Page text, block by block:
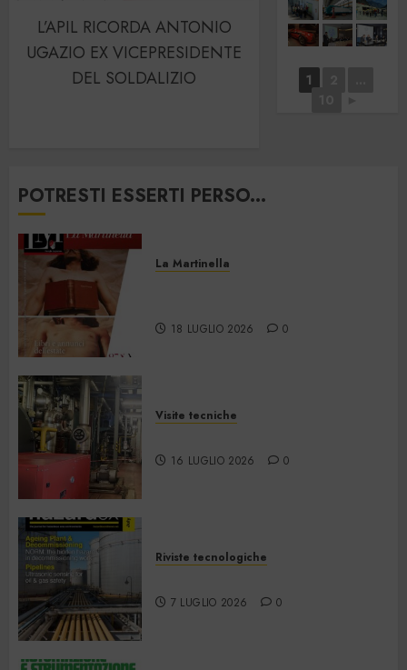
L’APIL RICORDA ANTONIO
UGAZIO EX VICEPRESIDENTE
DEL SOLDALIZIO
1
POTRESTI ESSERTI PERSO...
La Martinella
18 LUGLIO 2026 0
Visite tecniche
16 LUGLIO 2026 0
Riviste tecnologiche
7 LUGLIO 2026 0